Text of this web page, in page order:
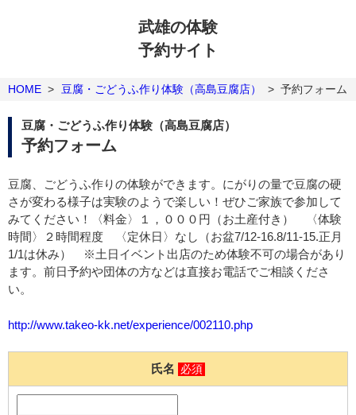
武雄の体験
予約サイト
HOME > 豆腐・ごどうふ作り体験（高島豆腐店） > 予約フォーム
豆腐・ごどうふ作り体験（高島豆腐店）
予約フォーム
豆腐、ごどうふ作りの体験ができます。にがりの量で豆腐の硬
さが変わる様子は実験のようで楽しい！ぜひご家族で参加して
みてください！〈料金〉１，０００円（お土産付き） 〈体験
時間〉２時間程度 〈定休日〉なし（お盆7/12-16.8/11-15.正月
1/1は休み） ※土日イベント出店のため体験不可の場合があり
ます。前日予約や団体の方などは直接お電話でご相談くださ
い。
http://www.takeo-kk.net/experience/002110.php
氏名 必須